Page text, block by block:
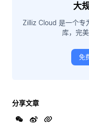
大
Zilliz Cloud 是一个专
库，完
免
分享文章